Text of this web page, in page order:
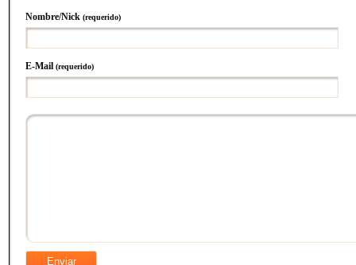
Nombre/Nick (requerido)
E-Mail (requerido)